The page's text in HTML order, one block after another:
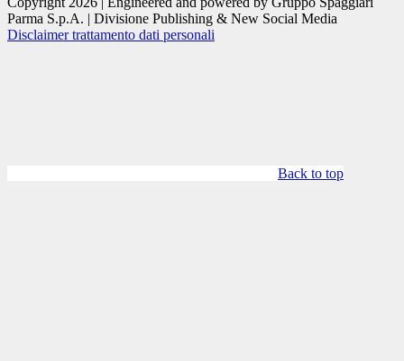
Parma S.p.A. | Divisione Publishing & New Social Media
Disclaimer trattamento dati personali
Back to top